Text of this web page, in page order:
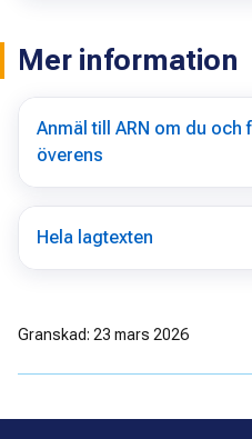
Mer information
Anmäl till ARN om du
överens
Hela lagtexten
Granskad: 23 mars 2026